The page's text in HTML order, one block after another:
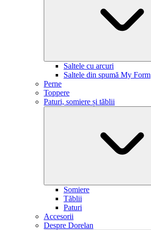
Saltele cu arcuri
Saltele din spumă My Form
Perne
Toppere
Paturi, somiere și tăblii
Somiere
Tăblii
Paturi
Accesorii
Despre Dorelan